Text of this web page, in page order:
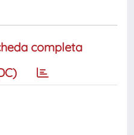
completa